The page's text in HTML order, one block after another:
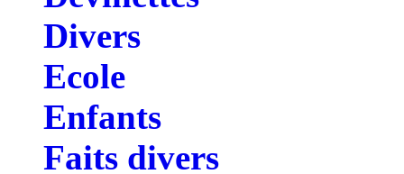
Divers
Ecole
Enfants
Faits divers